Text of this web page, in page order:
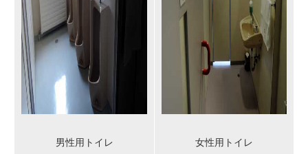
男性用トイレ 女性用トイレ